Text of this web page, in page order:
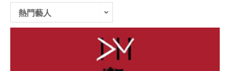
熱門藝人